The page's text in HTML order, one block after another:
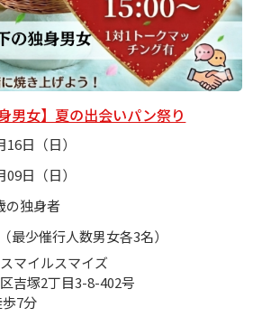
男女】夏の出会いパン祭り
日（日）
日（日）
の独身者
最少催行人数男女各3名）
マイルスマイズ
吉塚2丁目3-8-402号
7分